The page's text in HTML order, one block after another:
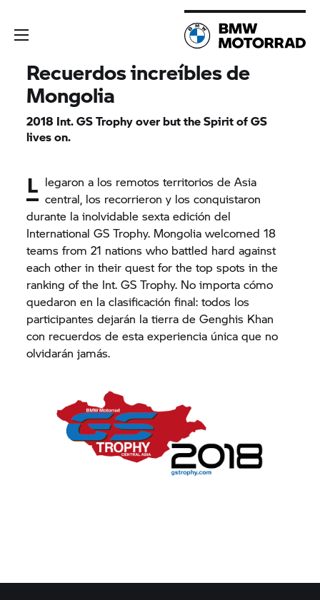
Recuerdos increíbles de
Mongolia
2018 Int.GS Trophyover but the Spirit of GS
lives on.
L legaron a los remotos territorios de Asia
central, los recorrieron y los conquistaron
durante la inolvidable sexta edición del
InternationalGS Trophy. Mongolia welcomed 18
teams from 21 nations who battled hard against
each other in their quest for the top spots in the
ranking of the Int.GS Trophy. No importa cómo
quedaron en la clasificación final: todos los
participantes dejarán la tierra de Genghis Khan
con recuerdos de esta experiencia única que no
olvidarán jamás.